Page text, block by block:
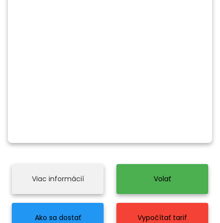
Viac informácií Volať
Ako sa dostať Vypočítať tarif